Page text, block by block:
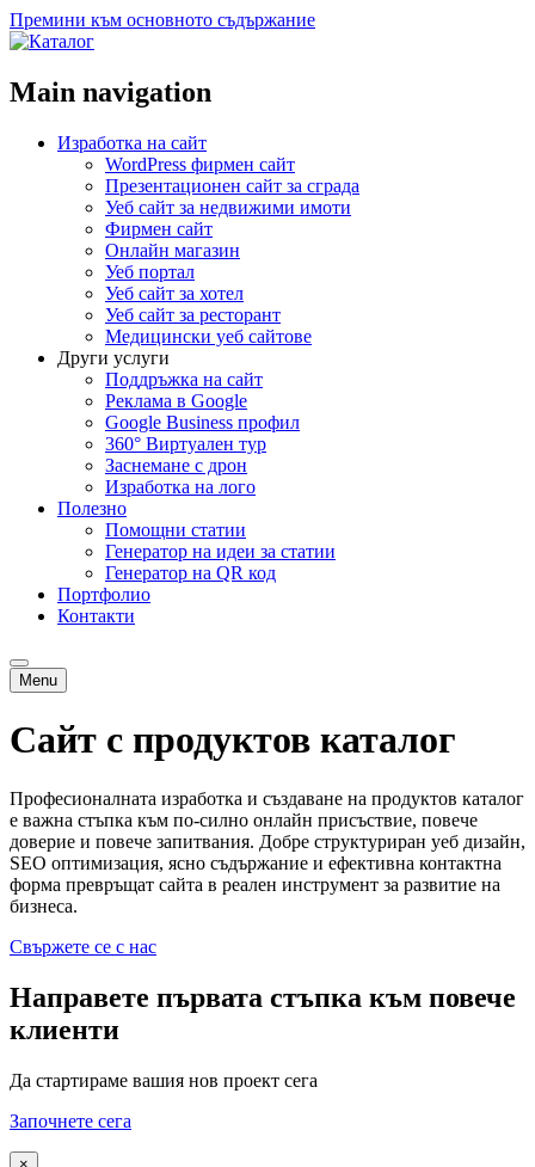
Премини към основното съдържание
Main navigation
Изработка на сайт
WordPress фирмен сайт
Презентационен сайт за сграда
Уеб сайт за недвижими имоти
Фирмен сайт
Онлайн магазин
Уеб портал
Уеб сайт за хотел
Уеб сайт за ресторант
Медицински уеб сайтове
Други услуги
Поддръжка на сайт
Реклама в Google
Google Business профил
360° Виртуален тур
Заснемане с дрон
Изработка на лого
Полезно
Помощни статии
Генератор на идеи за статии
Генератор на QR код
Портфолио
Контакти
Menu
Сайт с продуктов каталог
Професионалната изработка и създаване на продуктов каталог
е важна стъпка към по-силно онлайн присъствие, повече
доверие и повече запитвания. Добре структуриран уеб дизайн,
SEO оптимизация, ясно съдържание и ефективна контактна
форма превръщат сайта в реален инструмент за развитие на
бизнеса.
Свържете се с нас
Направете първата стъпка към повече
клиенти
Да стартираме вашия нов проект сега
Започнете сега
×